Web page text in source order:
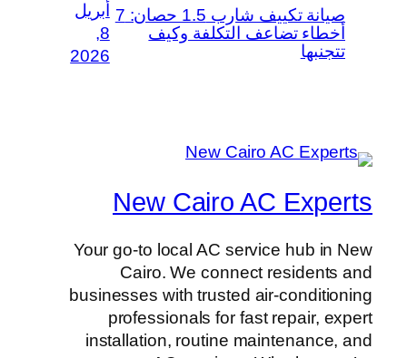
صيانة تكييف شارب 1.5 حصان: 7
أخطاء تضاعف التكلفة وكيف
تتجنبها
أبريل
8,
2026
New Cairo AC Experts
Your go-to local AC service hub in New
Cairo. We connect residents and
businesses with trusted air-conditioning
professionals for fast repair, expert
installation, routine maintenance, and